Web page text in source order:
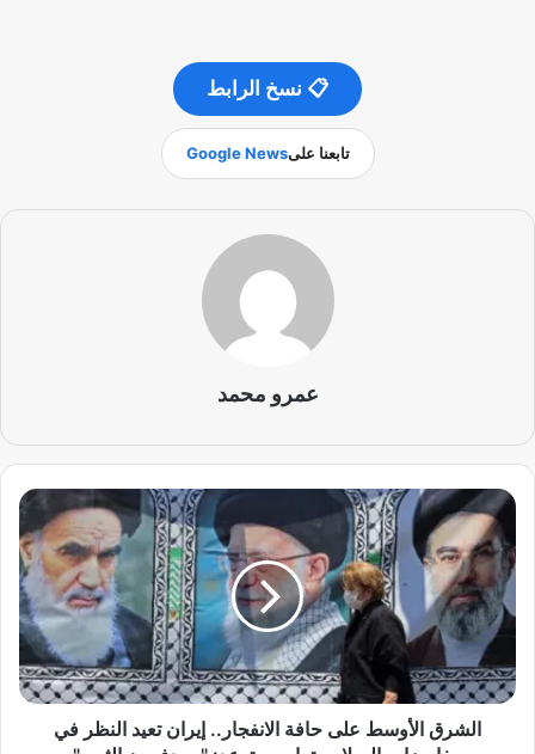
📋 نسخ الرابط
تابعنا علىGoogle News
عمرو محمد
ا
ش
ر
ق
ا
أ
و
الشرق الأوسط على حافة الانفجار.. إيران تعيد النظر في